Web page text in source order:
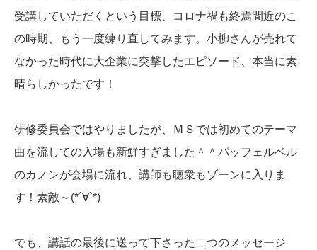
受講していただくという目標、コロナ禍も終焉間近のこ
の時期、もう一度練り直してみます。小柳さんが売れて
なかった時代に大企業に突撃したエピソード、本当に素
晴らしかったです！
研修委員会ではやりましたが、ＭＳでは初めてのテーマ
曲を流しての入場も新鮮すぎました＾＾パッフェルベル
のカノンが会場に流れ、講師も聴衆もゾーンに入りま
す！素敵～(*´∀`*)
でも、講話の最後に送って下さった二つのメッセージ